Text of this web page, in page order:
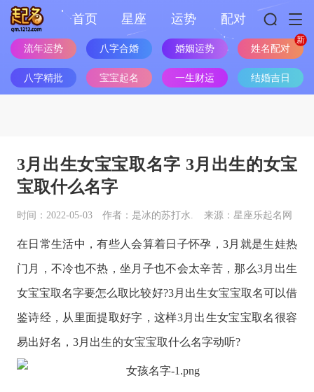
首页 星座 运势 配对
流年运势 八字合婚 婚姻运势 姓名配对
八字精批 宝宝起名 一生财运 结婚吉日
3月出生女宝宝取名字 3月出生的女宝
宝取什么名字
时间：2022-05-03 作者：是冰的苏打水. 来源：星座乐起名网
在日常生活中，有些人会算着日子怀孕，3月就是生娃热
门月，不冷也不热，坐月子也不会太辛苦，那么3月出生
女宝宝取名字要怎么取比较好?3月出生女宝宝取名可以借
鉴诗经，从里面提取好字，这样3月出生女宝宝取名很容
易出好名，3月出生的女宝宝取什么名字动听?